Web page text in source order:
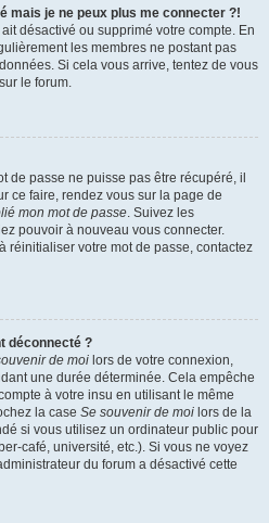
mais je ne peux plus me connecter ?!
ait désactivé ou supprimé votre compte. En
les membres ne postant pas
Si cela vous arrive, tentez de vous
le forum.
de passe ne puisse pas être récupéré, il
ce faire, rendez vous sur la page de
mon mot de passe. Suivez les
pouvoir à nouveau vous connecter.
réinitialiser votre mot de passe, contactez
déconnecté ?
de moi lors de votre connexion,
une durée déterminée. Cela empêche
à votre insu en utilisant le même
la case Se souvenir de moi lors de la
si vous utilisez un ordinateur public pour
café, université, etc.). Si vous ne voyez
du forum a désactivé cette